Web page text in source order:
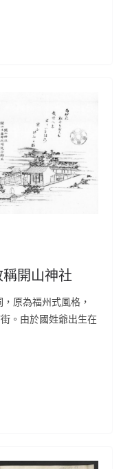
開山神社
原為福州式風格，
。由於國姓爺出生在